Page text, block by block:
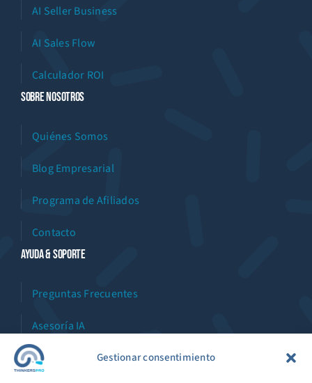
Gestionar consentimiento
AI Seller Business
AI Sales Flow
Calculador ROI
Sobre Nosotros
Quiénes Somos
Blog Empresarial
Programa de Afiliados
Contacto
Ayuda & Soporte
Preguntas Frecuentes
Asesoría IA
Asistente Virtual